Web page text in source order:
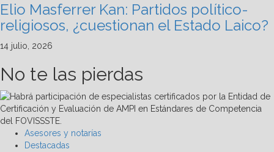
Elio Masferrer Kan: Partidos político-
religiosos, ¿cuestionan el Estado Laico?
14 julio, 2026
No te las pierdas
Asesores y notarías
Destacadas